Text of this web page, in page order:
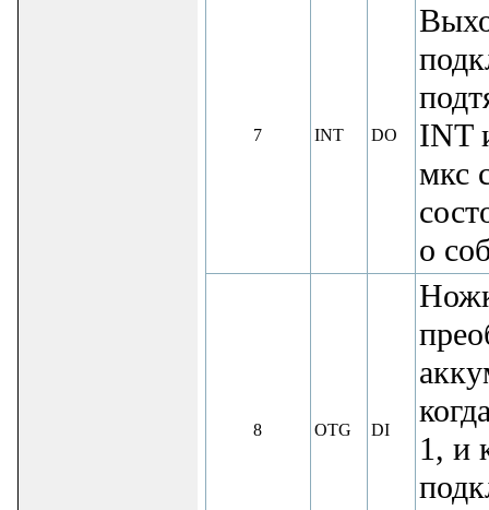
7 INT DO
INT
мкс
о
8 OTG DI
1, и